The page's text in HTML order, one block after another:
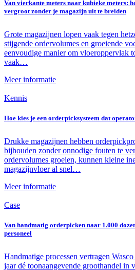
Van vierkante meters naar kubieke meters:
vergroot zonder je magazijn uit te breiden
Grote magazijnen lopen vaak tegen
stijgende ordervolumes en groeiende
eenvoudige manier om vloeroppervlak
vaak…
Meer informatie
Kennis
Hoe kies je een orderpicksysteem dat
Drukke magazijnen hebben
bijhouden zonder onnodige fouten te
ordervolumes groeien, kunnen kleine
magazijnvloer al snel…
Meer informatie
Case
Van handmatig orderpicken naar 1.000
personeel
Handmatige processen vertragen
jaar dé toonaangevende groothandel in